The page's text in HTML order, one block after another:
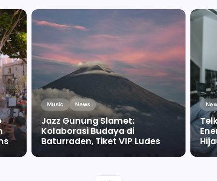
Music News
Jazz Gunung Slamet:
Kolaborasi Budaya di
Baturraden, Tiket VIP Ludes
By Falah Malaika Az Zahra